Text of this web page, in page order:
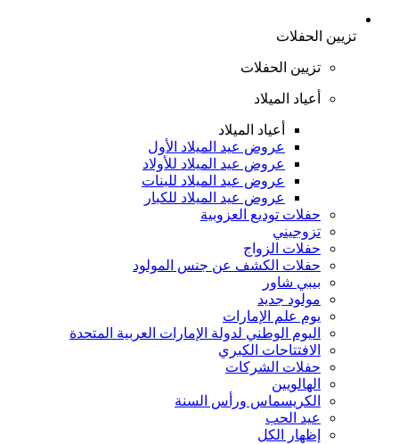
تزيين الحفلات
تزيين الحفلات
أعياد الميلاد
أعياد الميلاد
عروض عيد الميلاد الأول
عروض عيد الميلاد للأولاد
عروض عيد الميلاد للبنات
عروض عيد الميلاد للكبار
حفلات توديع العزوبية
تزوجيني
حفلات الزواج
حفلات الكشف عن جنس المولود
بيبي شاور
مولود جديد
يوم علم الإمارات
اليوم الوطني لدولة الإمارات العربية المتحدة
الافتتاحات الكبري
حفلات الشركات
الهالويين
الكريسماس ورأس السنة
عيد الحب
إظهار الكل